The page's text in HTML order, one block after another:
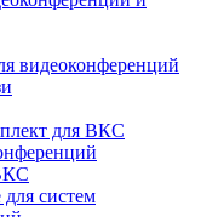
видеоконференций
для ВКС
систем